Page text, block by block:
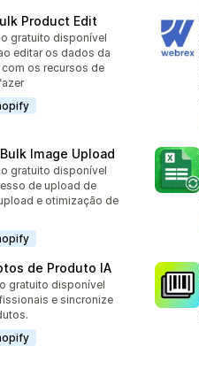
Product Edit
todo
gratuito disponível
editar os dados da
os recursos de
Image Upload
todo
gratuito disponível
de upload de
e otimização de
de Produto IA
todo
gratuito disponível
e sincronize